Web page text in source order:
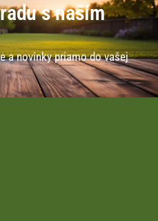
s naším
a novinky priamo do vašej